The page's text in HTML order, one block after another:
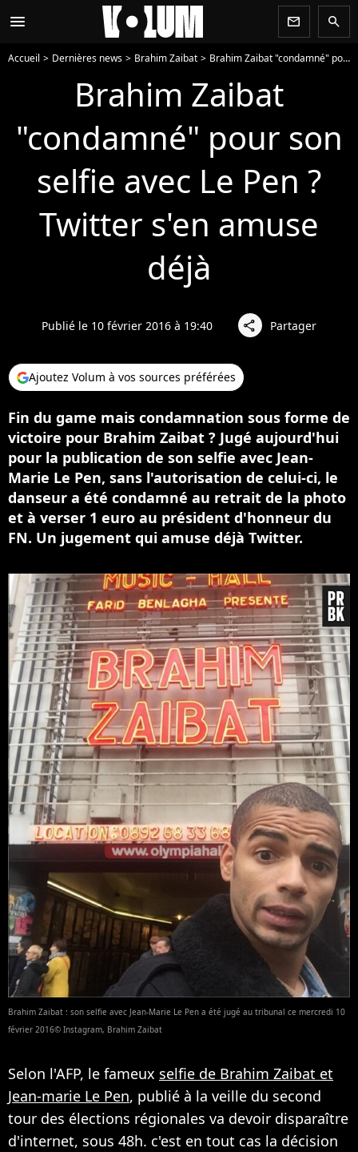
menu newsletter search
Accueil Dernières news Brahim Zaibat Brahim Zaibat "condamné" pour son selfie avec Le Pen ? Twitter s'en amuse déjà
Brahim Zaibat
"condamné" pour son
selfie avec Le Pen ?
Twitter s'en amuse
déjà
Publié le 10 février 2016 à 19:40 share Partager
Ajoutez Volum à vos sources préférées
Fin du game mais condamnation sous forme de
victoire pour Brahim Zaibat ? Jugé aujourd'hui
pour la publication de son selfie avec Jean-
Marie Le Pen, sans l'autorisation de celui-ci, le
danseur a été condamné au retrait de la photo
et à verser 1 euro au président d'honneur du
FN. Un jugement qui amuse déjà Twitter.
Brahim Zaibat : son selfie avec Jean-Marie Le Pen a été jugé au tribunal ce mercredi 10
février 2016© Instagram, Brahim Zaibat
Selon l'AFP, le fameux selfie de Brahim Zaibat et
Jean-marie Le Pen, publié à la veille du second
tour des élections régionales va devoir disparaître
d'internet, sous 48h. c'est en tout cas la décision